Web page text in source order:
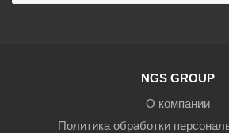
NGS GROUP
О компании
Политика обработки